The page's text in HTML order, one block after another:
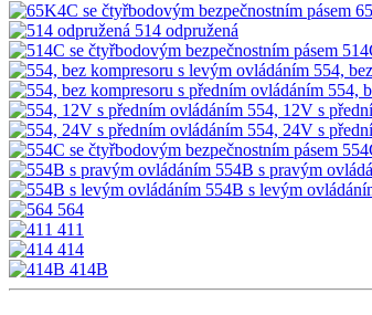
514 odpružená
554,
554,
554, 12V s
554, 24V s
554B s pravým
554B s levým
564
411
414
414B